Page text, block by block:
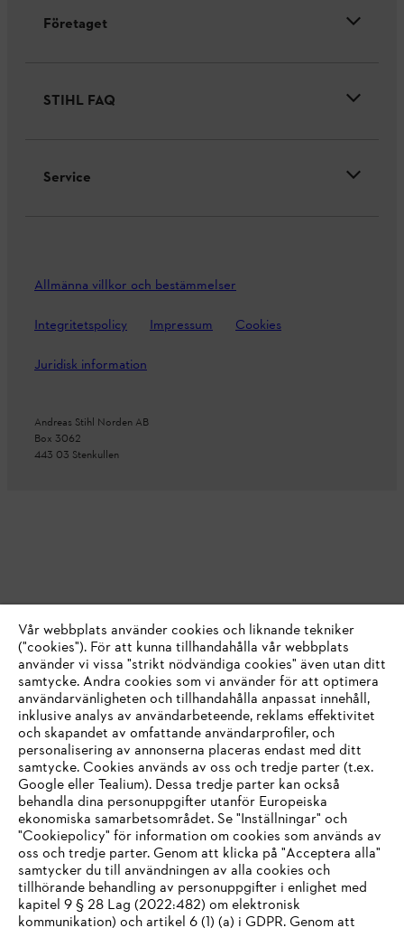
Företaget
STIHL FAQ
Service
Allmänna villkor och bestämmelser
Integritetspolicy Impressum Cookies
Juridisk information
Andreas Stihl Norden AB
Box 3062
443 03 Stenkullen
IHR BROWSER WIRD NICHT
Vår webbplats använder cookies och liknande tekniker
("cookies"). För att kunna tillhandahålla vår webbplats
använder vi vissa "strikt nödvändiga cookies" även utan ditt
samtycke. Andra cookies som vi använder för att optimera
användarvänligheten och tillhandahålla anpassat innehåll,
inklusive analys av användarbeteende, reklams effektivitet
och skapandet av omfattande användarprofiler, och
personalisering av annonserna placeras endast med ditt
samtycke. Cookies används av oss och tredje parter (t.ex.
Google eller Tealium). Dessa tredje parter kan också
behandla dina personuppgifter utanför Europeiska
ekonomiska samarbetsområdet. Se "Inställningar" och
"Cookiepolicy" för information om cookies som används av
oss och tredje parter. Genom att klicka på "Acceptera alla"
samtycker du till användningen av alla cookies och
tillhörande behandling av personuppgifter i enlighet med
kapitel 9 § 28 Lag (2022:482) om elektronisk
kommunikation) och artikel 6 (1) (a) i GDPR. Genom att